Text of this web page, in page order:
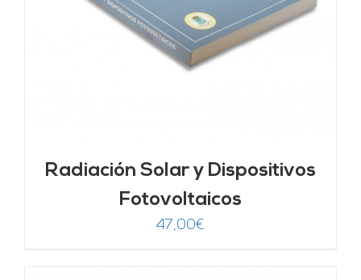
Radiación Solar y Dispositivos
Fotovoltaicos
47,00€